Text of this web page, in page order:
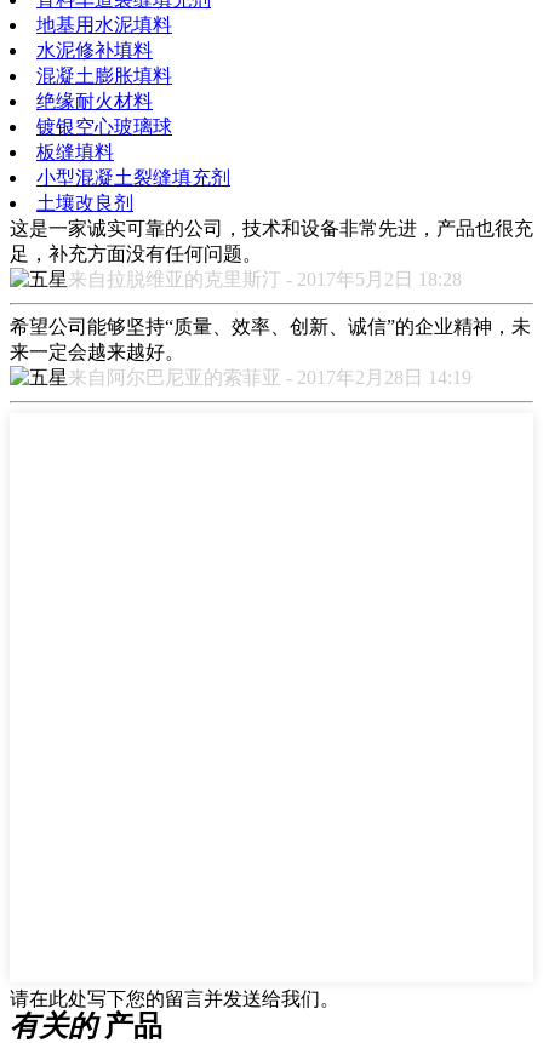
地基用水泥填料
水泥修补填料
混凝土膨胀填料
绝缘耐火材料
镀银空心玻璃球
板缝填料
小型混凝土裂缝填充剂
土壤改良剂
这是一家诚实可靠的公司，技术和设备非常先进，产品也很充
足，补充方面没有任何问题。
来自拉脱维亚的克里斯汀 - 2017年5月2日 18:28
希望公司能够坚持“质量、效率、创新、诚信”的企业精神，未
来一定会越来越好。
来自阿尔巴尼亚的索菲亚 - 2017年2月28日 14:19
请在此处写下您的留言并发送给我们。
有关的产品